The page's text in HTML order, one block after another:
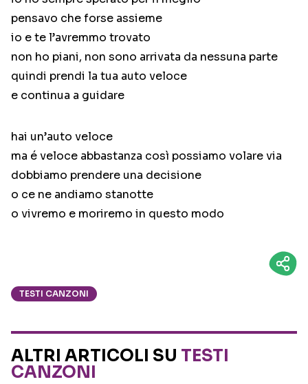
pensavo che forse assieme
io e te l’avremmo trovato
non ho piani, non sono arrivata da nessuna parte
quindi prendi la tua auto veloce
e continua a guidare
hai un’auto veloce
ma é veloce abbastanza così possiamo volare via
dobbiamo prendere una decisione
o ce ne andiamo stanotte
o vivremo e moriremo in questo modo
TESTI CANZONI
ALTRI ARTICOLI SU TESTI
CANZONI